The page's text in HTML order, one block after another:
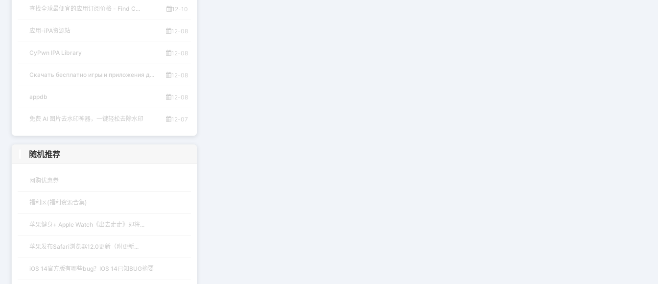
查找全球最便宜的应用订阅价格 - Find C... 12-10
应用-iPA资源站 12-08
CyPwn IPA Library 12-08
Скачать бесплатно игры и приложения д... 12-08
appdb 12-08
免费 AI 图片去水印神器，一键轻松去除水印 12-07
随机推荐
网购优惠券
福利区(福利资源合集)
苹果健身+ Apple Watch《出去走走》即将...
苹果发布Safari浏览器12.0更新（附更新...
iOS 14官方版有哪些bug？IOS 14已知BUG摘要